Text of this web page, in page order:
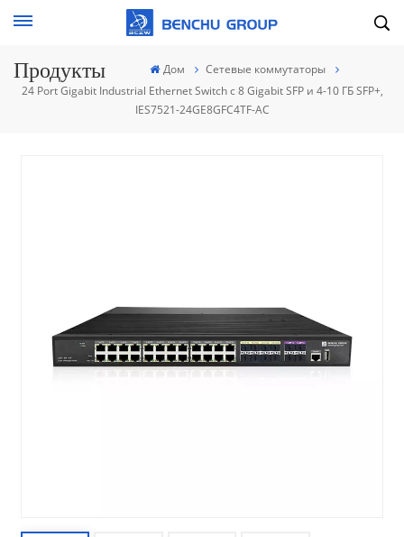
Продукты Дом
Сетевые коммутаторы
24 Port Gigabit Industrial Ethernet Switch с 8 Gigabit SFP и 4-10 ГБ SFP+,
IES7521-24GE8GFC4TF-AC